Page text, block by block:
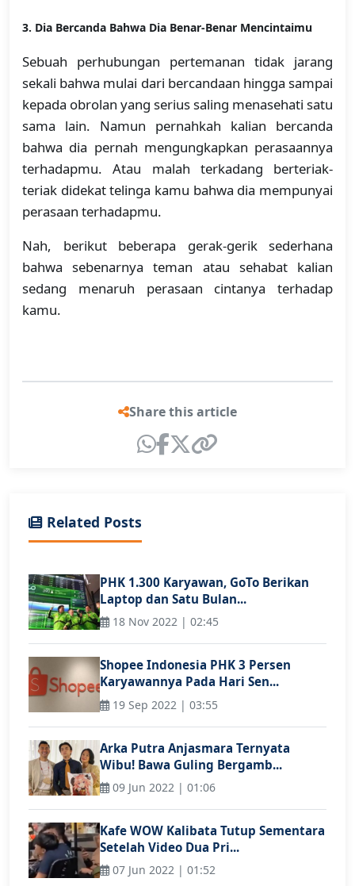
3. Dia Bercanda Bahwa Dia Benar-Benar Mencintaimu
Sebuah perhubungan pertemanan tidak jarang
sekali bahwa mulai dari bercandaan hingga sampai
kepada obrolan yang serius saling menasehati satu
sama lain. Namun pernahkah kalian bercanda
bahwa dia pernah mengungkapkan perasaannya
terhadapmu. Atau malah terkadang berteriak-
teriak didekat telinga kamu bahwa dia mempunyai
perasaan terhadapmu.
Nah, berikut beberapa gerak-gerik sederhana
bahwa sebenarnya teman atau sehabat kalian
sedang menaruh perasaan cintanya terhadap
kamu.
Share this article
Related Posts
PHK 1.300 Karyawan, GoTo Berikan
Laptop dan Satu Bulan...
18 Nov 2022 | 02:45
Shopee Indonesia PHK 3 Persen
Karyawannya Pada Hari Sen...
19 Sep 2022 | 03:55
Arka Putra Anjasmara Ternyata
Wibu! Bawa Guling Bergamb...
09 Jun 2022 | 01:06
Kafe WOW Kalibata Tutup Sementara
Setelah Video Dua Pri...
07 Jun 2022 | 01:52